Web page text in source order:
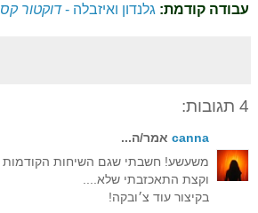
עבודה קודמת: גלנדון ואיזבלה -דוקטור
4 תגובות:
canna אמר/ה...
משעשע! חשבתי שגם השיחות הקודמות
וקצת התאכזבתי שלא....
בקיצור עוד צ׳ובקה!